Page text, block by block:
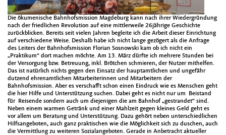
Die ökumenische Bahnhofsmission Magdeburg kann nach ihrer Wiedergründung
nach der friedlichen Revolution auf eine mittlerweile 26jährige Geschichte
zurückblicken. Bereits seit vielen Jahren begleite ich die Arbeit dieser Einrichtung
auf verschiedene Weise. Deshalb habe ich nicht lange gezögert als die Anfrage
des Leiters der Bahnhofsmission Florian Sosnowski kam ob ich nicht ein
„Praktikum“ dort machen möchte. Am 13. März dürfte ich mehrere Stunden bei
der Versorgung bzw. Betreuung, inkl. Brötchen schmieren, der Nutzer mithelfen.
Das ist natürlich nichts gegen den Einsatz der hauptamtlichen und ungefähr
dutzend ehrenamtlichen Mitarbeiterinnen und Mitarbeitern der
Bahnhofsmission. Aber es verschafft schon einen Eindruck wie es Menschen geht
die hier Hilfe und Unterstützung suchen. Dabei geht es nicht nur um Beistand
für Reisende sondern auch um diejenigen die am Bahnhof „gestrandet“ sind.
Neben einem warmen Getränk und einer Mahlzeit gegen kleines Geld geht es
vor allem um Beratung und Unterstützung. Dazu gehört neben unterschiedlichen
Hilfsangeboten, auch ganz praktischen wie die Möglichkeit sich zu duschen, auch
die Vermittlung zu weiteren Sozialangeboten. Gerade in Anbetracht aktueller